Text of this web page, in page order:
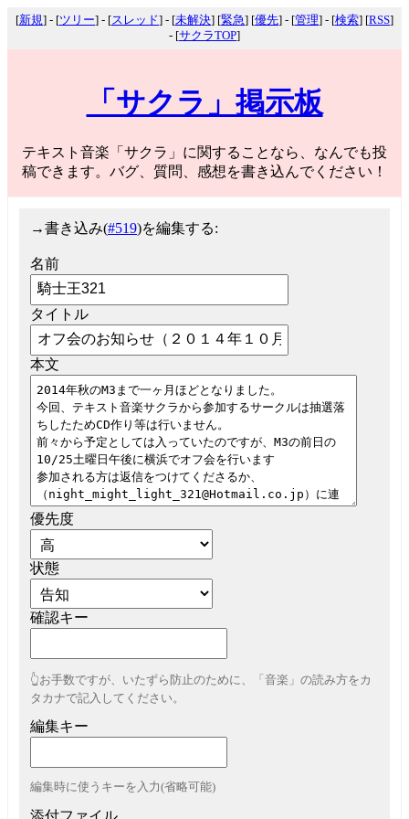
[新規] - [ツリー] - [スレッド] - [未解決] [緊急] [優先] - [管理] - [検索] [RSS]
- [サクラTOP]
「サクラ」掲示板
テキスト音楽「サクラ」に関することなら、なんでも投
稿できます。バグ、質問、感想を書き込んでください！
→書き込み(#519)を編集する:
名前
タイトル
本文
優先度
状態
確認キー
👆お手数ですが、いたずら防止のために、「音楽」の読み方をカ
タカナで記入してください。
編集キー
編集時に使うキーを入力(省略可能)
添付ファイル